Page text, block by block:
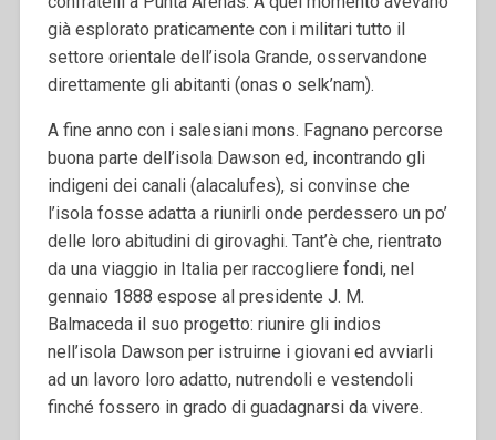
già esplorato praticamente con i militari tutto il
settore orientale dell’isola Grande, osservandone
direttamente gli abitanti (onas o selk’nam).
A fine anno con i salesiani mons. Fagnano percorse
buona parte dell’isola Dawson ed, incontrando gli
indigeni dei canali (alacalufes), si convinse che
l’isola fosse adatta a riunirli onde perdessero un po’
delle loro abitudini di girovaghi. Tant’è che, rientrato
da una viaggio in Italia per raccogliere fondi, nel
gennaio 1888 espose al presidente J. M.
Balmaceda il suo progetto: riunire gli indios
nell’isola Dawson per istruirne i giovani ed avviarli
ad un lavoro loro adatto, nutrendoli e vestendoli
finché fossero in grado di guadagnarsi da vivere.